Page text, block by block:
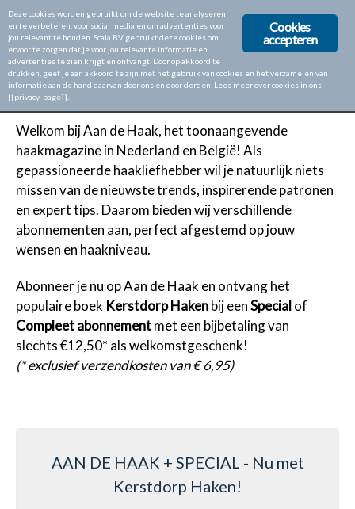
Home Abonneren op Aan de Haak
ABONNEREN OP AAN DE HAAK
Welkom bij Aan de Haak, het toonaangevende
haakmagazine in Nederland en België! Als
gepassioneerde haakliefhebber wil je natuurlijk niets
missen van de nieuwste trends, inspirerende patronen
en expert tips. Daarom bieden wij verschillende
abonnementen aan, perfect afgestemd op jouw
wensen en haakniveau.
Abonneer je nu op Aan de Haak en ontvang het
populaire boek Kerstdorp Hakenbij eenSpecial of
Compleet abonnementmet een bijbetaling van
slechts€12,50* als welkomstgeschenk!
(* exclusief verzendkosten van € 6,95)
AAN DE HAAK + SPECIAL - Nu met
Kerstdorp Haken!
Cookies
accepteren
Deze cookies worden gebruikt om de website te analyseren
en te verbeteren, voor social media en om advertenties voor
jou relevant te houden. Scala BV gebruikt deze cookies om
ervoor te zorgen dat je voor jou relevante informatie en
advertenties te zien krijgt en ontvangt. Door op akkoord te
drukken, geef je aan akkoord te zijn met het gebruik van cookies en het verzamelen van
informatie aan de hand daarvan door ons en door derden. Lees meer over cookies in ons
{{privacy_page}}.